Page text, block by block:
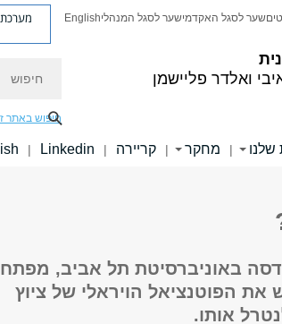
ואלדר פליישמן
שער לסגל האקדמישער לסגל המנהליEnglish מערכת
חיפוש באתר
שלנו | מחקר | קריירה |
Linkedin
|
באוניברסיטת תל אביב, מפתח
הפוטנציאל הויראלי של ציוץ
אותו.